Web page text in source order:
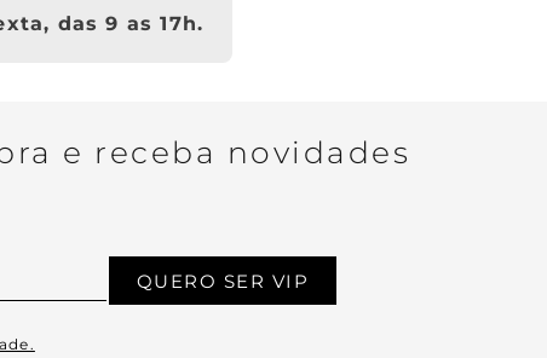
das 9 as 17h.
e receba novidades
QUERO SER VIP